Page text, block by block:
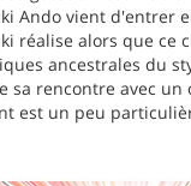
Ando vient d'entrer
réalise alors que ce
ancestrales du
sa rencontre avec
est un peu